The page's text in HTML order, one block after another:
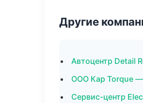
Другие
Автоцентр Detail
ООО Кар Torque
Сервис-центр